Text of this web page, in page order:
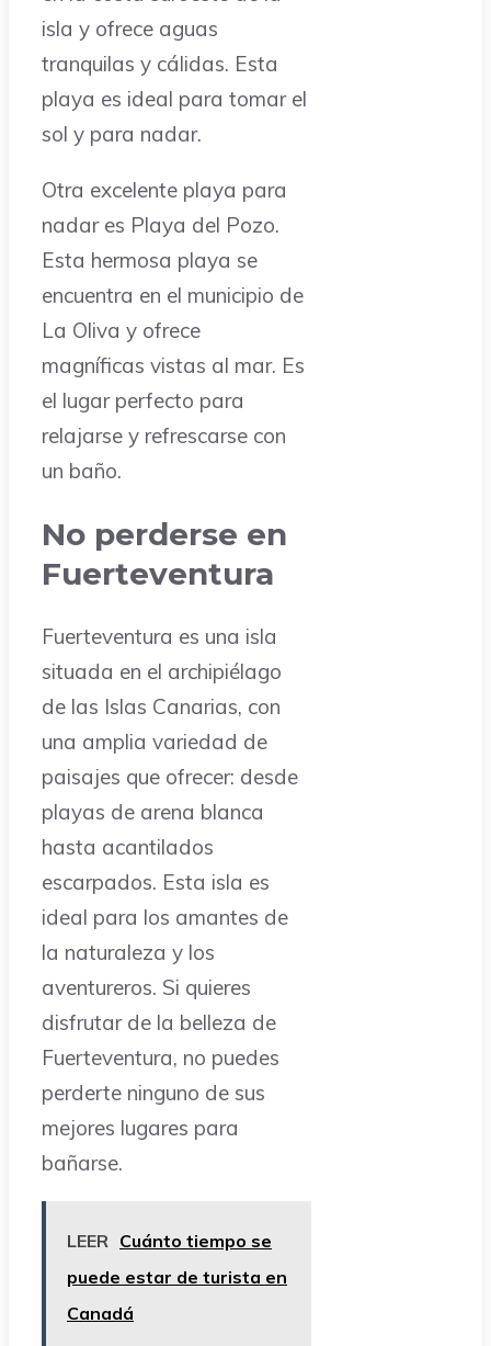
isla y ofrece aguas
tranquilas y cálidas. Esta
playa es ideal para tomar el
sol y para nadar.
Otra excelente playa para
nadar es Playa del Pozo.
Esta hermosa playa se
encuentra en el municipio de
La Oliva y ofrece
magníficas vistas al mar. Es
el lugar perfecto para
relajarse y refrescarse con
un baño.
No perderse en
Fuerteventura
Fuerteventura es una isla
situada en el archipiélago
de las Islas Canarias, con
una amplia variedad de
paisajes que ofrecer: desde
playas de arena blanca
hasta acantilados
escarpados. Esta isla es
ideal para los amantes de
la naturaleza y los
aventureros. Si quieres
disfrutar de la belleza de
Fuerteventura, no puedes
perderte ninguno de sus
mejores lugares para
bañarse.
LEER Cuánto tiempo se
puede estar de turista en
Canadá